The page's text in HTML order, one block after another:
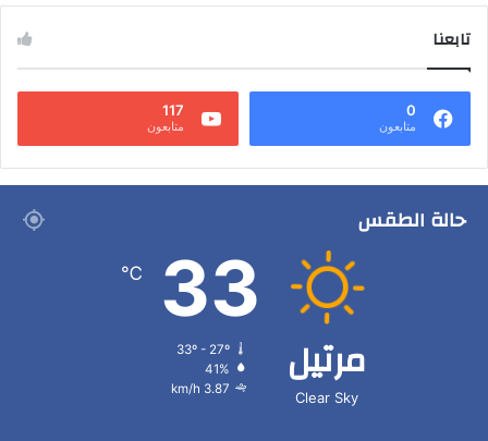
تابعنا
0
متابعون
117
متابعون
حالة الطقس
مرتيل
Clear Sky
33
℃
33º - 27º
41%
3.87 km/h